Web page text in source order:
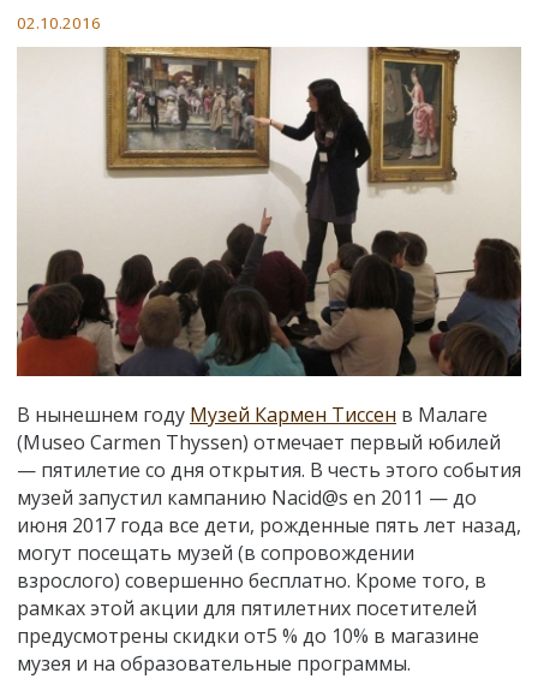
02.10.2016
В нынешнем году Музей Кармен Тиссен в Малаге
(Museo Carmen Thyssen) отмечает первый юбилей
— пятилетие со дня открытия. В честь этого события
музей запустил кампанию Nacid@s en 2011 — до
июня 2017 года все дети, рожденные пять лет назад,
могут посещать музей (в сопровождении
взрослого) совершенно бесплатно. Кроме того, в
рамках этой акции для пятилетних посетителей
предусмотрены скидки от5 % до 10% в магазине
музея и на образовательные программы.